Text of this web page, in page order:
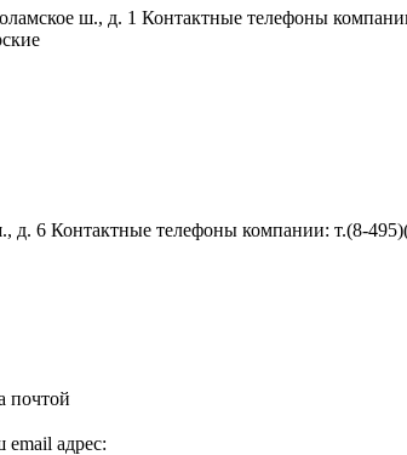
ш., д. 1 Контактные телефоны
6 Контактные телефоны компании: т.(8-
почтой
email адрес: